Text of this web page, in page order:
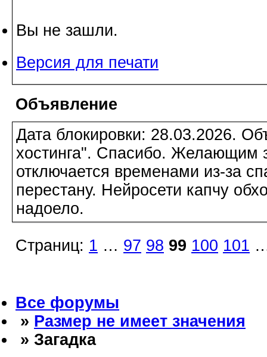
Вы не зашли.
Версия для печати
Объявление
Дата блокировки: 28.03.2026.
хостинга". Спасибо. Желающим
отключается временами из-за
перестану. Нейросети капчу
надоело.
Страниц: 1 … 97 98 99 100 101
Все форумы
» Размер не имеет значения
» Загадка